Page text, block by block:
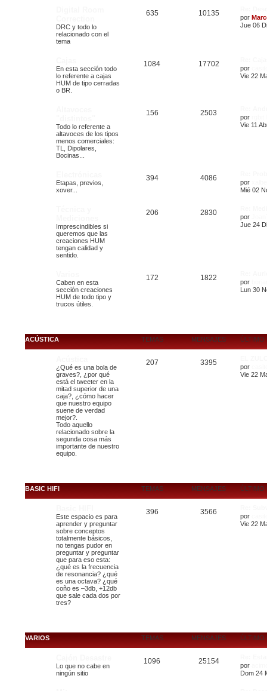
DRC y todo lo
relacionado con el
tema
635 10135
por
Jue 06
En esta sección todo
lo referente a cajas
HUM de tipo cerradas
o BR.
1084 17702
por
Vie 22
Todo lo referente a
altavoces de los tipos
menos comerciales:
TL, Dipolares,
Bocinas...
156 2503
por
Vie 11
Etapas, previos,
xover...
394 4086
por
Mié 02
Imprescindibles si
queremos que las
creaciones HUM
tengan calidad y
sentido.
206 2830
por
Jue 24
Caben en esta
sección creaciones
HUM de todo tipo y
trucos útiles.
172 1822
por
Lun 30
ACÚSTICA TEMAS MENSAJES ÚLTIMO
¿Qué es una bola de
graves?, ¿por qué
está el tweeter en la
mitad superior de una
caja?, ¿cómo hacer
que nuestro equipo
suene de verdad
mejor?.
Todo aquello
relacionado sobre la
segunda cosa más
importante de nuestro
equipo.
207 3395
por
Vie 22
BASIC HIFI TEMAS MENSAJES ÚLTIMO
Este espacio es para
aprender y preguntar
sobre conceptos
totalmente básicos,
no tengas pudor en
preguntar y preguntar
que para eso esta:
¿qué es la frecuencia
de resonancia? ¿qué
es una octava? ¿qué
coño es –3db, +12db
que sale cada dos por
tres?
396 3566
por
Vie 22
VARIOS TEMAS MENSAJES ÚLTIMO
Lo que no cabe en
ningún sitio
1096 25154
por
Dom 24